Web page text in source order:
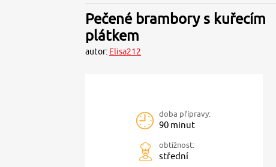
Pečené brambory s kuřecím
plátkem
autor: Elisa212
doba přípravy:
90 minut
obtížnost:
střední